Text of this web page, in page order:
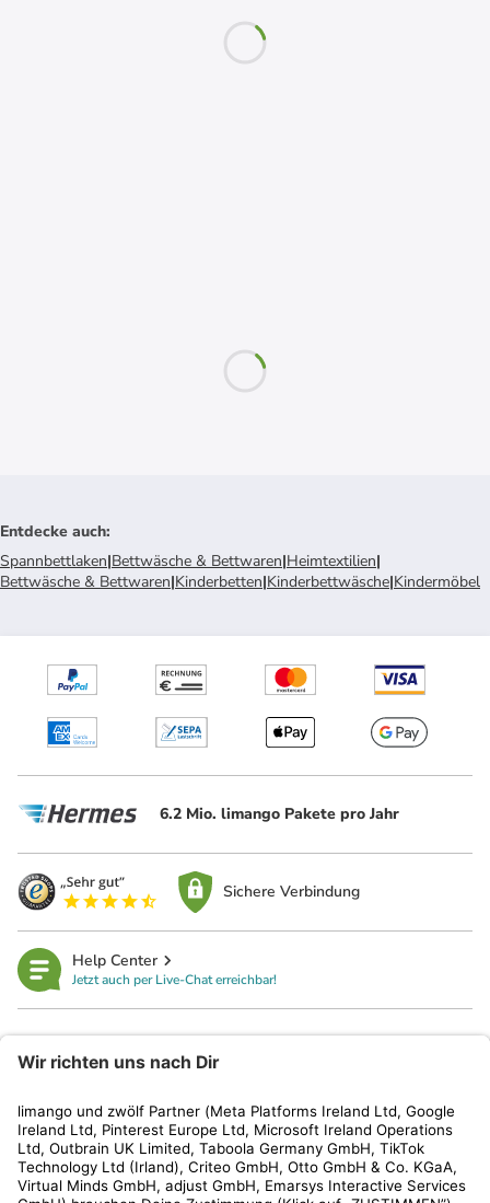
Entdecke auch:
Spannbettlaken|Bettwäsche & Bettwaren|Heimtextilien|
Bettwäsche & Bettwaren|Kinderbetten|Kinderbettwäsche|Kindermöbel
6.2 Mio. limango Pakete pro Jahr
Sichere Verbindung
Help Center
Jetzt auch per Live-Chat erreichbar!
Kundenservice
Shop